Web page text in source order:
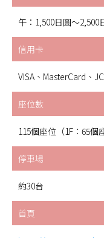
午：1,500日圓～2,500
信用卡
VISA、MasterCard、
座位數
115個座位（1F：65個
停車場
約30台
首頁